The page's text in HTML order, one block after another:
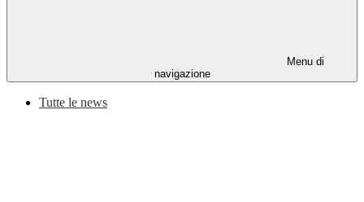
Menu di
navigazione
Tutte le news